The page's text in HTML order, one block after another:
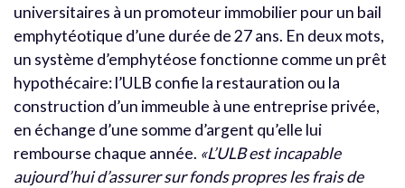
universitaires à un promoteur immobilier pour un bail
emphytéotique d’une durée de 27 ans. En deux mots,
un système d’emphytéose fonctionne comme un prêt
hypothécaire: l’ULB confie la restauration ou la
construction d’un immeuble à une entreprise privée,
en échange d’une somme d’argent qu’elle lui
rembourse chaque année. «L’ULB est incapable
aujourd’hui d’assurer sur fonds propres les frais de